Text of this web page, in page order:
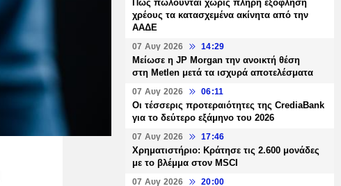
Πώς πωλούνται χωρίς πλήρη εξόφληση
χρέους τα κατασχεμένα ακίνητα από την
ΑΑΔΕ
07 Αυγ 2026 14:29
Μείωσε η JP Morgan την ανοικτή θέση
στη Metlen μετά τα ισχυρά αποτελέσματα
07 Αυγ 2026 06:11
Οι τέσσερις προτεραιότητες της CrediaBank
για το δεύτερο εξάμηνο του 2026
07 Αυγ 2026 17:46
Χρηματιστήριο: Κράτησε τις 2.600 μονάδες
με το βλέμμα στον MSCI
07 Αυγ 2026 20:00